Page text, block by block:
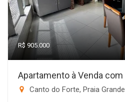
R$ 905.000
Apartamento à Venda
Canto do Forte, Praia